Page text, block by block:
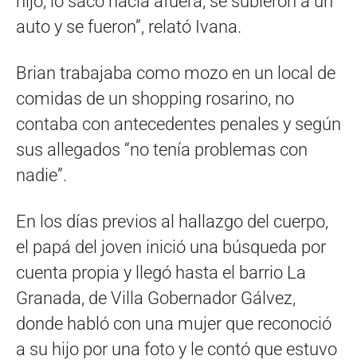
auto y se fueron”, relató Ivana.
Brian trabajaba como mozo en un local de
comidas de un shopping rosarino, no
contaba con antecedentes penales y según
sus allegados “no tenía problemas con
nadie”.
En los días previos al hallazgo del cuerpo,
el papá del joven inició una búsqueda por
cuenta propia y llegó hasta el barrio La
Granada, de Villa Gobernador Gálvez,
donde habló con una mujer que reconoció
a su hijo por una foto y le contó que estuvo